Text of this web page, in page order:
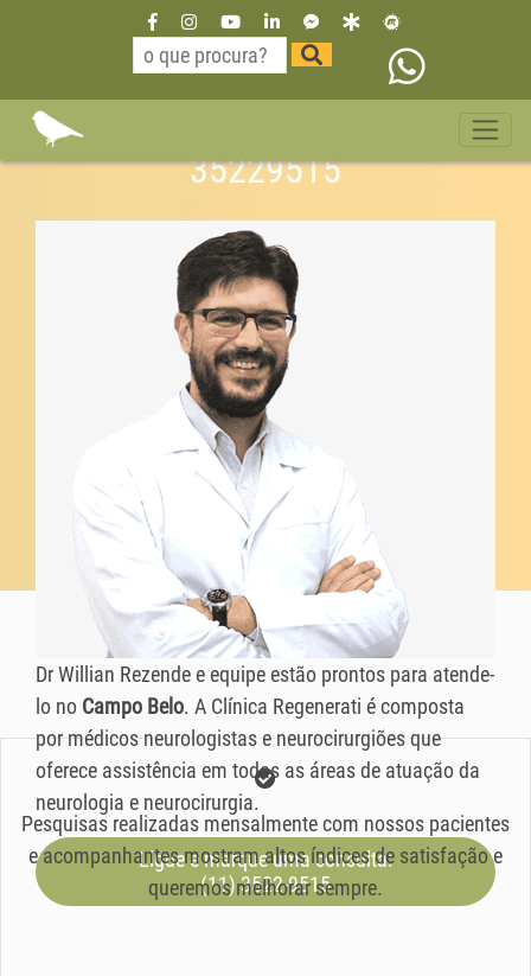
Dr Willian Neurologista São
35229515
Dr Willian Rezende e equipe estão prontos para atende-
lo no Campo Belo. A Clínica Regenerati é composta
por médicos neurologistas e neurocirurgiões que
oferece assistência em todas as áreas de atuação da
neurologia e neurocirurgia.
Ligue e marque uma consulta:
(11) 3522-9515
Pesquisas realizadas mensalmente com nossos pacientes
e acompanhantes mostram altos índices de satisfação e
queremos melhorar sempre.